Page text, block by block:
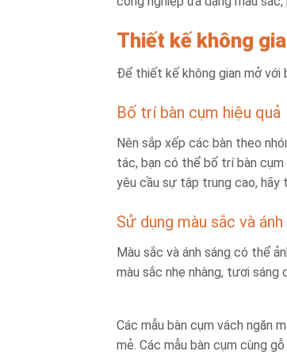
Thiết kế không
Để thiết kế không gian mở với
Bố trí bàn cụm hiệu quả
Nên sắp xếp các bàn theo
tác, bạn có thể bố trí bàn
yêu cầu sự tập trung cao, hãy
Sử dụng màu sắc và
Màu sắc và ánh sáng có thể
màu sắc nhẹ nhàng, tươi
Các mẫu bàn cụm vách ngăn
mẻ. Các mẫu bàn cụm cùng